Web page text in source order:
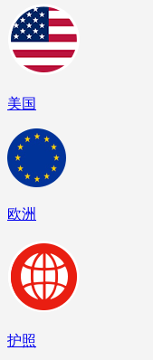
美国
欧洲
护照